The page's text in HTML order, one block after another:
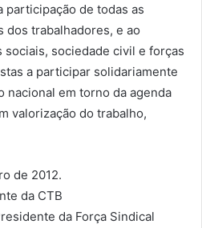
participação de todas as
trabalhadores, e ao
sociedade civil e forças
a participar solidariamente
nacional em torno da agenda
valorização do trabalho,
de 2012.
da CTB
da Força Sindical